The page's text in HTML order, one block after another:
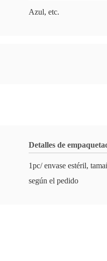
Azul, etc.
Detalles de
1pc/ envase estéril,
según el pedido